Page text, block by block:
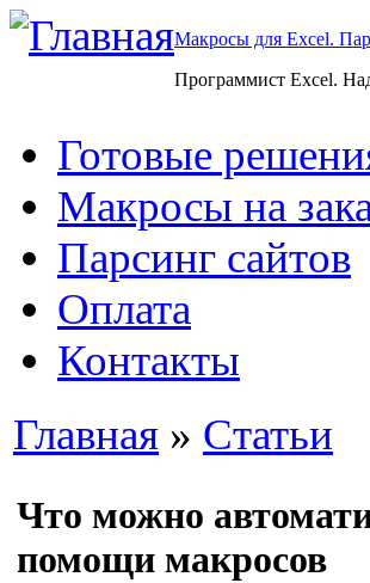
Макросы для Excel.
Программист Excel.
Готовые
Макросы на
Парсинг сайтов
Оплата
Контакты
Главная » Статьи
Что можно
помощи макросов